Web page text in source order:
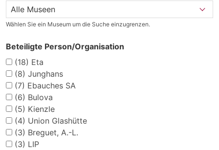
Wählen Sie ein Museum um die Suche einzugrenzen.
Beteiligte Person/Organisation
(18) Eta
(8) Junghans
(7) Ebauches SA
(6) Bulova
(5) Kienzle
(4) Union Glashütte
(3) Breguet, A.-L.
(3) LIP